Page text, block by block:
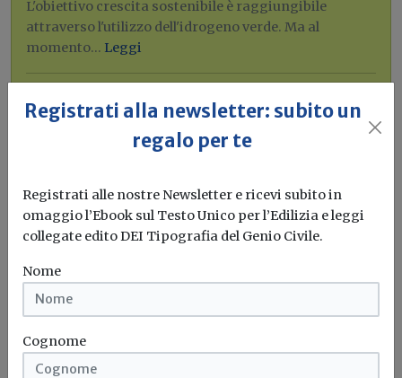
L'obiettivo crescita sostenibile è raggiungibile
attraverso l'utilizzo dell'idrogeno verde. Ma al
momento... Leggi
Bonus elettrodomestici green,
spunta il nuovo contributo per
rendere la casa più efficiente
bonus elettrodomestici, che...Leggi
Potrebbe interessarti
Registrati alla newsletter: subito un
regalo per te
Registrati alle nostre Newsletter e ricevi subito in
omaggio l’Ebook sul Testo Unico per l’Edilizia e leggi
collegate edito DEI Tipografia del Genio Civile.
Nome
Cognome